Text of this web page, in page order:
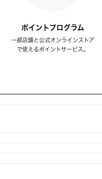
ポイントプログラム
一部店舗と公式オンラインストア
で使えるポイントサービス。